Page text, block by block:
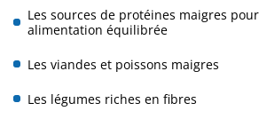
Les sources de protéines maigres
alimentation équilibrée
Les viandes et poissons maigres
Les légumes riches en fibres